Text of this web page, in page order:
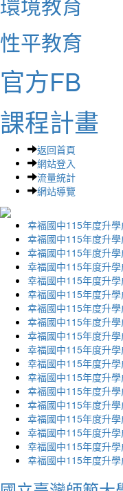
性平教育
官方FB
課程計畫
返回首頁
網站登入
流量統計
網站導覽
幸福國中115年度升
幸福國中115年度升
幸福國中115年度升
幸福國中115年度升
幸福國中115年度升
幸福國中115年度升
幸福國中115年度升
幸福國中115年度升
幸福國中115年度升
幸福國中115年度升
幸福國中115年度升
幸福國中115年度升
幸福國中115年度升
幸福國中115年度升
幸福國中115年度升
幸福國中115年度升
幸福國中115年度升
幸福國中115年度升